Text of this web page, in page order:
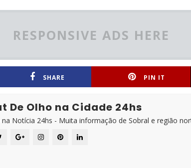
RESPONSIVE ADS HERE
SHARE PIN IT
De Olho na Cidade 24hs
na Notícia 24hs - Muita informação de Sobral e região